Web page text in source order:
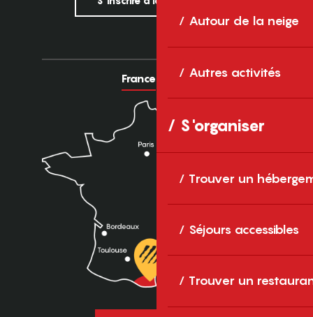
Autour de la neige
Autres activités
S'organiser
Trouver un
Séjours accessibles
Trouver un
France Europe